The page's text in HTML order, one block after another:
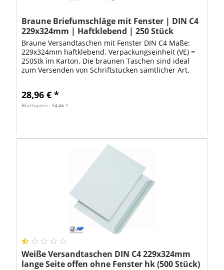
Braune Briefumschläge mit Fenster | DIN C4
229x324mm | Haftklebend | 250 Stück
Braune Versandtaschen mit Fenster DIN C4 Maße:
229x324mm haftklebend. Verpackungseinheit (VE) =
250Stk im Karton. Die braunen Taschen sind ideal
zum Versenden von Schriftstücken sämtlicher Art.
28,96 € *
Bruttopreis: 34,46 €
Weiße Versandtaschen DIN C4 229x324mm
lange Seite offen ohne Fenster hk (500 Stück)